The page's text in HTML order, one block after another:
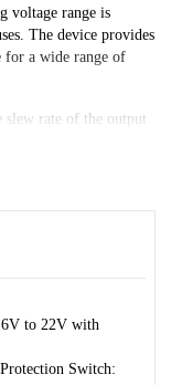
voltage range is
The device provides
for a wide range of
slew rate of the output
package and operates
to 22V with
Switch: